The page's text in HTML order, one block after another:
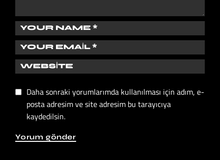
Daha sonraki yorumlarımda kullanılması için adım, e-
posta adresim ve site adresim bu tarayıcıya
kaydedilsin.
Yorum gönder